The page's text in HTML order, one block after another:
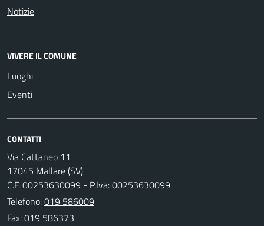
Notizie
VIVERE IL COMUNE
Luoghi
Eventi
CONTATTI
Via Cattaneo 11
17045 Mallare (SV)
C.F. 00253630099 - P.Iva: 00253630099
Telefono:019 586009
Fax: 019 586373